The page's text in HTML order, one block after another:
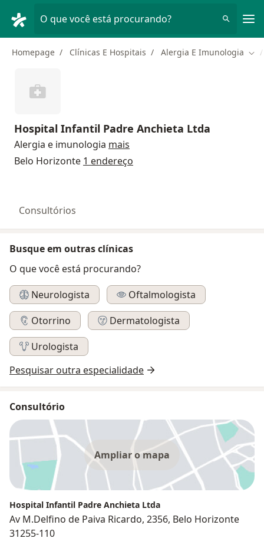
O que você está procurando?
Homepage Clínicas E Hospitais Alergia E Imunologia
Hospital Infantil Padre Anchieta Ltda
Alergia e imunologia mais
Belo Horizonte 1 endereço
Consultórios
Busque em outras clínicas
O que você está procurando?
Neurologista
Oftalmologista
Otorrino
Dermatologista
Urologista
Pesquisar outra especialidade
Consultório
Ampliar o mapa
Hospital Infantil Padre Anchieta Ltda
Av M.Delfino de Paiva Ricardo, 2356, Belo Horizonte
31255-110